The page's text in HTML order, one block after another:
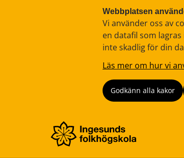
Webbplatsen
Vi använder oss av
en datafil som
inte skadlig för din
Läs mer om hur vi
Godkänn alla kakor